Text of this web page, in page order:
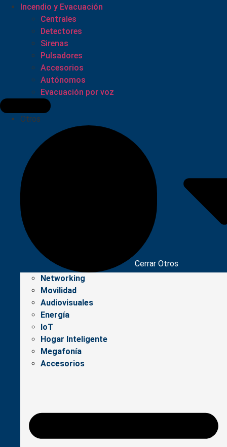
Incendio y Evacuación
Centrales
Detectores
Sirenas
Pulsadores
Accesorios
Autónomos
Evacuación por voz
Otros
Cerrar Otros
Networking
Movilidad
Audiovisuales
Energía
IoT
Hogar Inteligente
Megafonía
Accesorios